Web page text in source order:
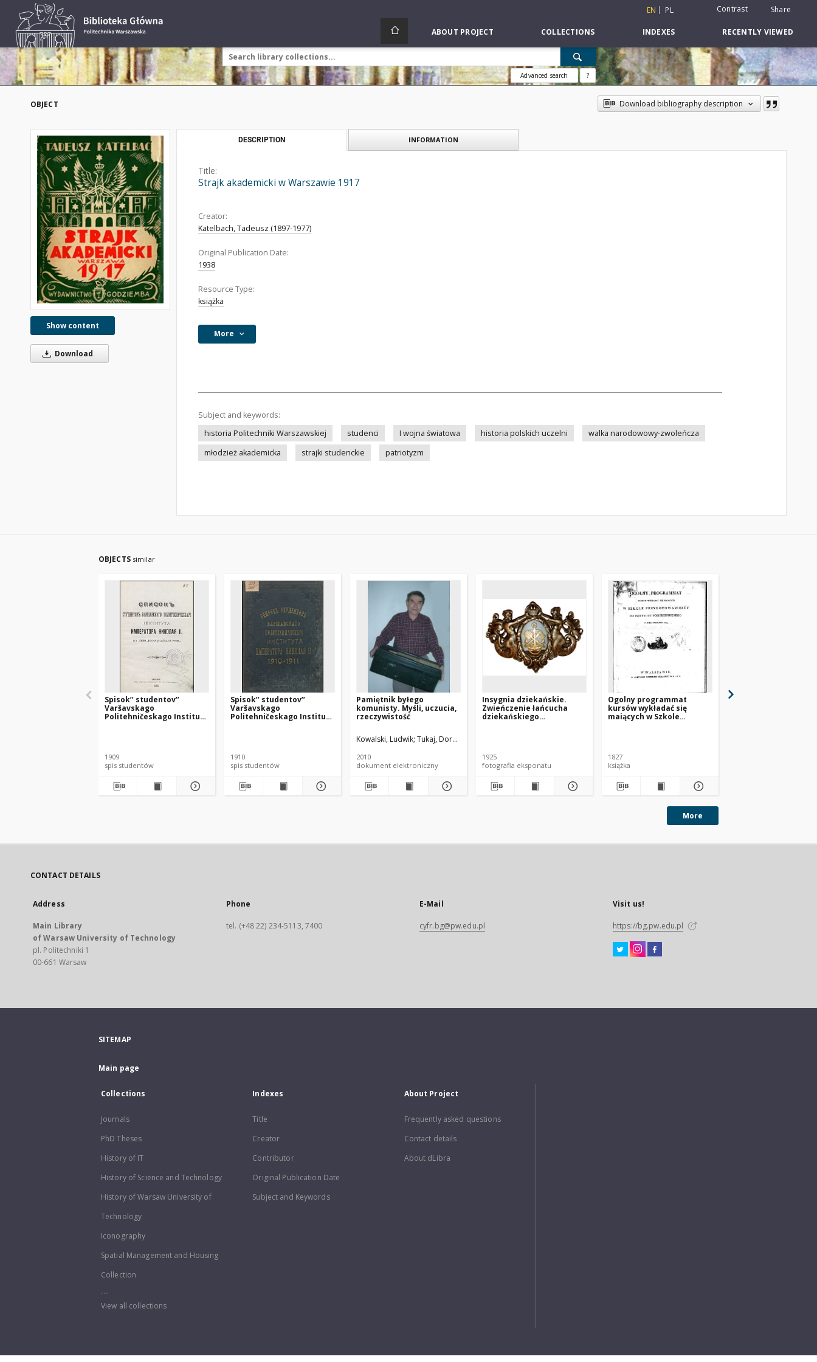
EN PL Contrast Share
ABOUT PROJECT COLLECTIONS INDEXES RECENTLY VIEWED
Advanced search ?
OBJECT Download bibliography description
Show content
Download
DESCRIPTION INFORMATION
Title:
Strajk akademicki w Warszawie 1917
Creator:
Katelbach, Tadeusz (1897-1977)
Original Publication Date:
1938
Resource Type:
książka
More
Subject and keywords:
historia Politechniki Warszawskiej
studenci I wojna światowa historia polskich uczelni
walka narodowowy-zwoleńcza
młodzież akademicka
strajki studenckie patriotyzm
OBJECTS similar
Spisok’’ studentov’’
Varšavskago
Politehničeskago Instituta
1909
spis studentów
Spisok’’ studentov’’
Varšavskago
Politehničeskago Instituta
1910
spis studentów
Pamiętnik byłego
komunisty. Myśli, uczucia,
rzeczywistość
Kowalski, Ludwik Tukaj, Dorota. Tłum.
2010
dokument elektroniczny
Insygnia dziekańskie.
Zwieńczenie łańcucha
dziekańskiego
1925
fotografia eksponatu
Ogolny programmat
kursów wykładać się
maiących w Szkole
1827
książka
More
CONTACT DETAILS
Address
Main Library
of Warsaw University of Technology
pl. Politechniki 1
00-661 Warsaw
Phone
tel. (+48 22) 234-5113, 7400
E-Mail
cyfr.bg@pw.edu.pl
Visit us!
https://bg.pw.edu.pl
SITEMAP
Main page
Collections
Journals
PhD Theses
History of IT
History of Science and Technology
History of Warsaw University of
Technology
Iconography
Spatial Management and Housing
Collection
...
View all collections
Indexes
Title
Creator
Contributor
Original Publication Date
Subject and Keywords
About Project
Frequently asked questions
Contact details
About dLibra